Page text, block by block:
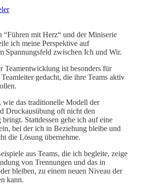
“Führen mit Herz“ und der Miniserie
ich meine Perspektive auf
Spannungsfeld zwischen Ich und Wir.
Teamentwicklung ist besonders für
gedacht, die ihre Teams aktiv
wie das traditionelle Modell der
Druckausübung oft nicht den
Stattdessen gehe ich auf eine
bei der ich in Beziehung bleibe und
die Lösung übernehme.
aus Teams, die ich begleite, zeige
von Trennungen und das in
bleiben, zu einem neuen Niveau der
kann.